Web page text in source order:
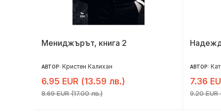
Мениджърът, книга 2
АВТОР: Кристен Калихан
6.95 EUR (13.59 лв.)
8.69 EUR (17.00 лв.)
АВТОР:
7.36
9.20 EUR